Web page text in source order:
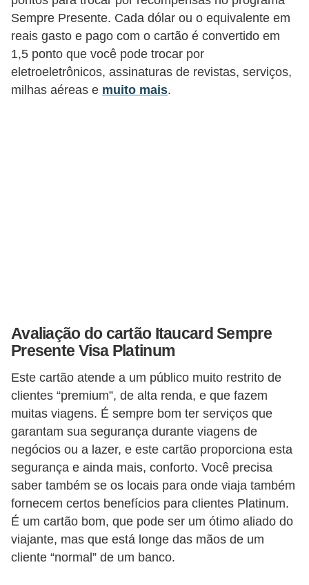
Sempre Presente. Cada dólar ou o equivalente em
reais gasto e pago com o cartão é convertido em
1,5 ponto que você pode trocar por
eletroeletrônicos, assinaturas de revistas, serviços,
milhas aéreas e muito mais.
Avaliação do cartão Itaucard Sempre
Presente Visa Platinum
Este cartão atende a um público muito restrito de
clientes “premium”, de alta renda, e que fazem
muitas viagens. É sempre bom ter serviços que
garantam sua segurança durante viagens de
negócios ou a lazer, e este cartão proporciona esta
segurança e ainda mais, conforto. Você precisa
saber também se os locais para onde viaja também
fornecem certos benefícios para clientes Platinum.
É um cartão bom, que pode ser um ótimo aliado do
viajante, mas que está longe das mãos de um
cliente “normal” de um banco.
r
a
E
m
p
n
n
c
i
a
m
e
n
t
o